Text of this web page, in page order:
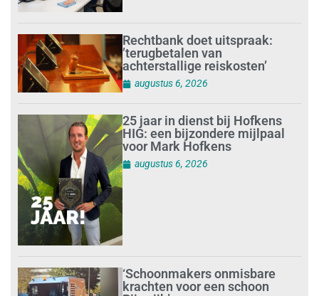
Rechtbank doet uitspraak:
’terugbetalen van
achterstallige reiskosten’
augustus 6, 2026
25 jaar in dienst bij Hofkens
HIG: een bijzondere mijlpaal
voor Mark Hofkens
augustus 6, 2026
‘Schoonmakers onmisbare
krachten voor een schoon